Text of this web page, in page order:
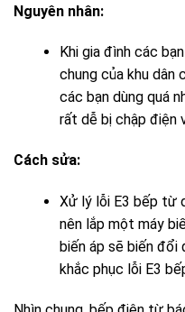
Nguyên nhân:
Khi gia đình các
chung của khu dân
các bạn dùng quá
rất dễ bị chập điện
Cách sửa:
Xử lý lỗi E3 bếp từ
nên lắp một máy
biến áp sẽ biến đổi
khắc phục lỗi E3